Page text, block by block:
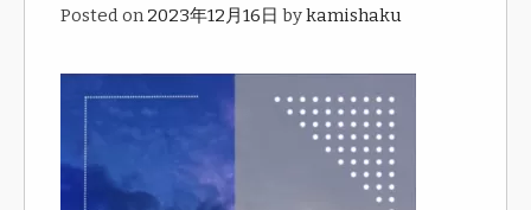
Posted on2023年12月16日 bykamishaku